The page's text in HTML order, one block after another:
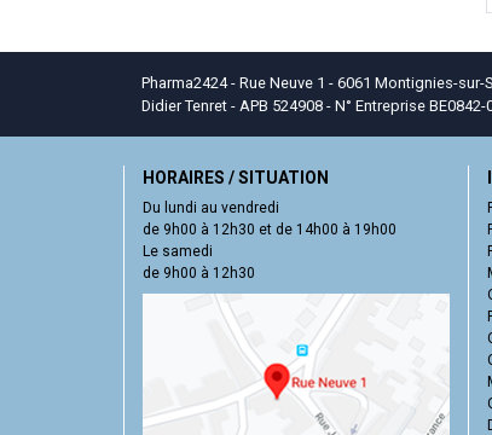
Pharma2424 - Rue Neuve 1 - 6061 Montignies-sur-
Didier Tenret - APB 524908 - N° Entreprise BE0842-
HORAIRES / SITUATION
Du lundi au vendredi
de 9h00 à 12h30 et de 14h00 à 19h00
Le samedi
de 9h00 à 12h30